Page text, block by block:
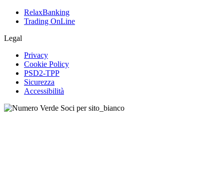
RelaxBanking
Trading OnLine
Legal
Privacy
Cookie Policy
PSD2-TPP
Sicurezza
Accessibilità